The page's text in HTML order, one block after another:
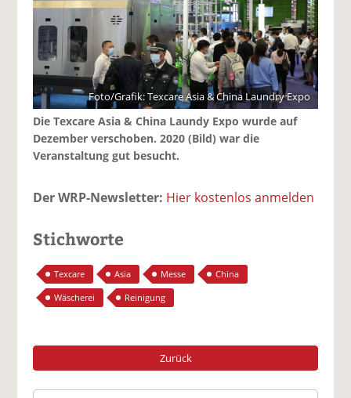
Foto/Grafik: Texcare Asia & China Laundry Expo
Die Texcare Asia & China Laundy Expo wurde auf
Dezember verschoben. 2020 (Bild) war die
Veranstaltung gut besucht.
Der WRP-Newsletter: Hier kostenlos anmelden
Stichworte
Texcare Asia Messe
China
Wäscherei
Reinigung
Zurück